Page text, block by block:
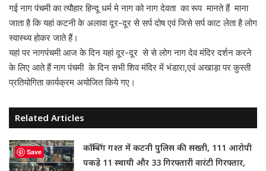
गई नाग पंचमी का त्यौहार हिन्दू धर्म मे नाग को नाग देवता का रूप मानते हैं माना
जाता है कि यहां कटनी के अलावा दूर-दूर से सर्प दोष एवं जिसे सर्प काट लेता है लोग
स्वास्थ्य होकर जाते हैं।
यहां पर नागपंचमी आज के दिन यहां दूर-दूर से से लोग नाग देव मंदिर दर्शन करने
के लिए आते हैं नाग पंचमी के दिन सभी शिव मंदिर में भंडारा,एवं अखाड़ा पर कुस्ती
प्रतियोगिता कार्यक्रम अयोजित किये गए।
Related Articles
कॉम्बिंग गश्त में कटनी पुलिस की सख्ती, 111 आरोपी
पकड़े 11 स्थायी और 33 गिरफ्तारी वारंटी गिरफ्तार,
Save